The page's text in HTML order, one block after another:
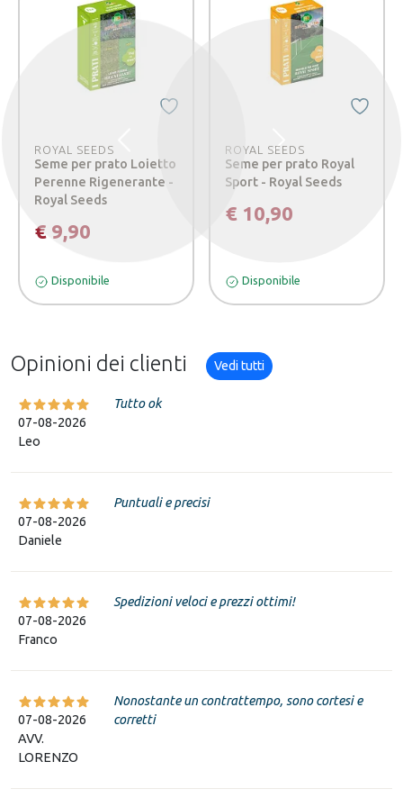
ROYAL SEEDS
Seme per prato Loietto
Perenne Rigenerante -
Royal Seeds
€ 9,90
Disponibile
ROYAL SEEDS
Seme per prato Royal
Sport - Royal Seeds
€ 10,90
Disponibile
Successivo
Opinioni dei clienti Vedi tutti
07-08-2026
Leo
Tutto ok
07-08-2026
Daniele
Puntuali e precisi
07-08-2026
Franco
Spedizioni veloci e prezzi ottimi!
07-08-2026
AVV.
LORENZO
Nonostante un contrattempo, sono cortesi e
corretti